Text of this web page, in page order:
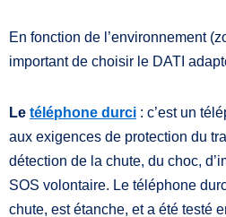
En fonction de l’environnement
important de choisir le DATI
Le téléphone durci : c’est un
aux exigences de protection du
détection de la chute, du choc,
SOS volontaire. Le téléphone
chute, est étanche, et a été testé